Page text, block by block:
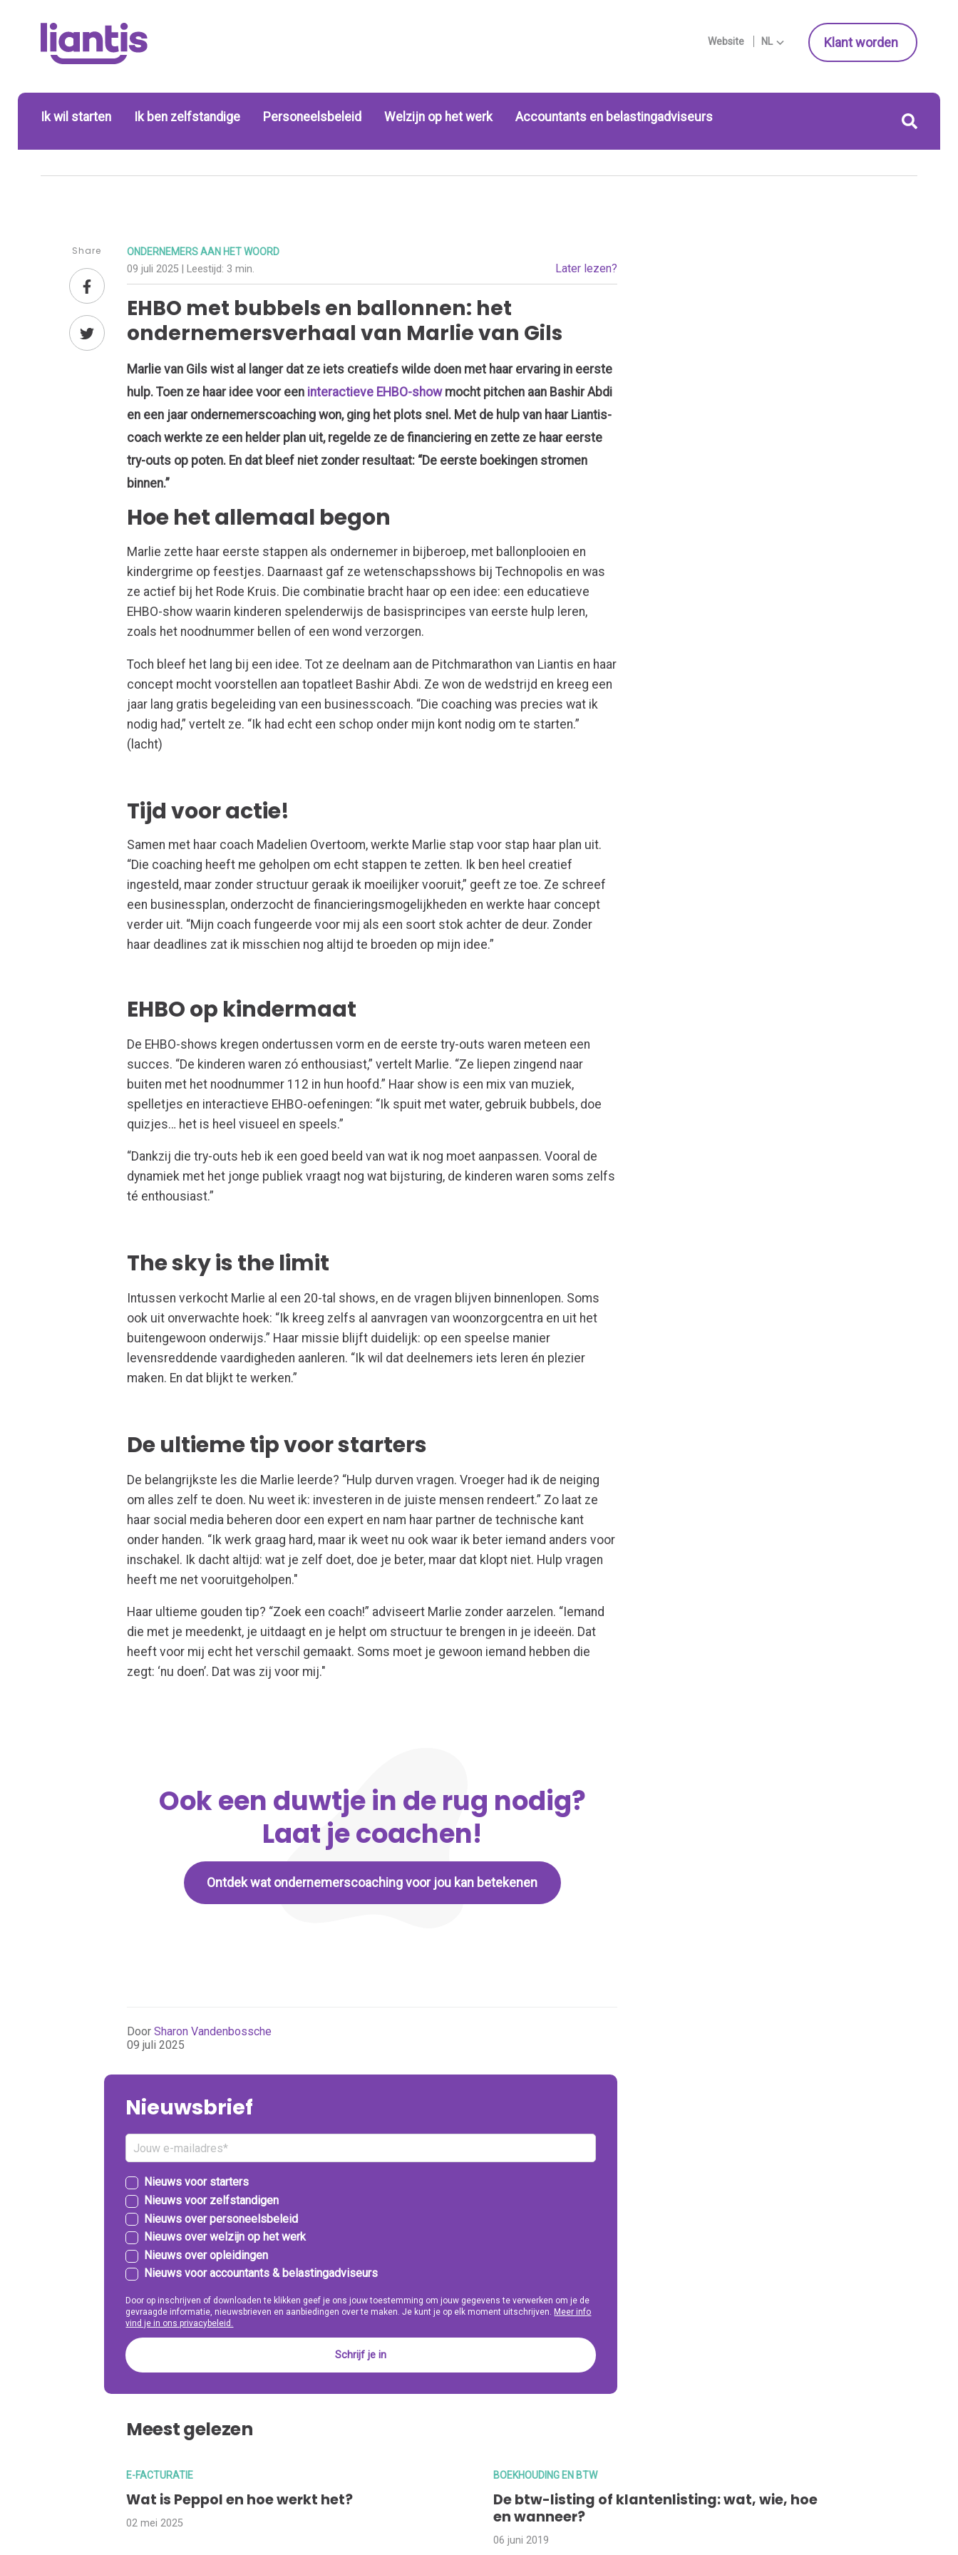
Website NL Klant worden
Ik wil starten Ik ben zelfstandige Personeelsbeleid Welzijn op het werk Accountants en belastingadviseurs
Share ONDERNEMERS AAN HET WOORD
09 juli 2025 | Leestijd: 3 min. Later lezen?
EHBO met bubbels en ballonnen: het
ondernemersverhaal van Marlie van Gils
Marlie van Gilswist al langer dat ze iets creatiefs wilde doen met haar ervaring in eerste
hulp.Toen ze haar idee voor een interactieve EHBO-showmocht pitchen aan Bashir Abdi
en een jaar ondernemerscoaching won, ging het plots snel . Met de hulp van haar Liantis-
coach werkte ze een helder plan uit, regelde ze de financiering en zette ze haar eerste
try-outs op poten. En dat bleef niet zonder resultaat: “De eerste boekingen stromen
binnen.”
Hoe het allemaal begon
Marlie zette haar eerste stappen als ondernemer in bijberoep, met ballonplooien en
kindergrime op feestjes. Daarnaast gaf ze wetenschapsshows bij Technopolis en was
ze actief bij het Rode Kruis. Die combinatie bracht haar op een idee: een educatieve
EHBO-show waarin kinderen spelenderwijs de basisprincipes van eerste hulp leren,
zoals het noodnummer bellen of een wond verzorgen.
Toch bleef het lang bij een idee. Tot ze deelnam aan de Pitchmarathon van Liantis en haar
concept mocht voorstellen aan topatleet Bashir Abdi. Ze won de wedstrijd en kreeg een
jaar lang gratis begeleiding van een businesscoach. “Die coaching was precies wat ik
nodig had,” vertelt ze. “Ik had echt een schop onder mijn kont nodig om te starten.”
(lacht)
Tijd voor actie!
Samen met haar coach Madelien Overtoom,werkte Marlie stap voor stap haar plan uit.
“Die coaching heeft me geholpen om echt stappen te zetten. Ik ben heel creatief
ingesteld, maar zonder structuur geraak ik moeilijker vooruit,” geeft ze toe. Ze schreef
een businessplan, onderzocht definancieringsmogelijkheden enwerkte haar concept
verder uit. “Mijn coachfungeerde voor mij als een soort stok achter de deur. Zonder
haar deadlines zat ik misschien nog altijd te broeden op mijn idee.”
EHBO op kindermaat
De EHBO-shows kregen ondertussen vorm en de eerste try-outs waren meteen een
succes. “De kinderen waren zó enthousiast,” vertelt Marlie. “Ze liepen zingend naar
buiten met het noodnummer 112 in hun hoofd.” Haar show is een mix van muziek,
spelletjes en interactieve EHBO-oefeningen: “Ik spuit met water, gebruik bubbels, doe
quizjes… het is heel visueel en speels.”
“Dankzij die try-outs heb ik een goed beeld van wat ik nog moet aanpassen. Vooral de
dynamiek met het jonge publiek vraagt nog wat bijsturing, de kinderen waren soms zelfs
té enthousiast.”
The sky is the limit
Intussen verkocht Marlie al een 20-tal shows, en de vragen blijven binnenlopen. Soms
ook uit onverwachte hoek: “Ik kreeg zelfs al aanvragen van woonzorgcentra en uit het
buitengewoon onderwijs.” Haar missie blijft duidelijk: op een speelse manier
levensreddende vaardigheden aanleren. “Ik wil dat deelnemers iets leren én plezier
maken. En dat blijkt te werken.”
De ultieme tip voor starters
De belangrijkste les die Marlie leerde? “Hulp durven vragen. Vroeger had ik de neiging
om alles zelf te doen. Nu weet ik: investeren in de juiste mensen rendeert.” Zo laat ze
haar social media beheren door een expert en nam haar partner de technische kant
onder handen. “Ik werk graag hard, maar ik weet nu ook waar ik beter iemand anders voor
inschakel. Ik dacht altijd: wat je zelf doet, doe je beter, maar dat klopt niet. Hulp vragen
heeft me net vooruitgeholpen."
Haar ultieme gouden tip? “Zoek een coach!” adviseert Marlie zonder aarzelen. “Iemand
die met je meedenkt, je uitdaagt en je helpt om structuur te brengen in je ideeën. Dat
heeft voor mij echt het verschil gemaakt. Soms moet je gewoon iemand hebben die
zegt: ‘nu doen’. Dat was zij voor mij."
Ook een duwtje in de rug nodig?
Laat je coachen!
Ontdek wat ondernemerscoaching voor jou kan betekenen
DoorSharon Vandenbossche
09 juli 2025
Nieuwsbrief
Nieuws voor starters
Nieuws voor zelfstandigen
Nieuws over personeelsbeleid
Nieuws over welzijn op het werk
Nieuws over opleidingen
Nieuws voor accountants & belastingadviseurs
Door op inschrijven of downloaden te klikken geef je ons jouw toestemming om jouw gegevens te verwerken om je de
gevraagde informatie, nieuwsbrieven en aanbiedingen over te maken. Je kunt je op elk moment uitschrijven. Meer info
vind je in ons privacybeleid.
Meest gelezen
E-FACTURATIE
Wat is Peppol en hoe werkt het?
02 mei 2025
BOEKHOUDING EN BTW
De btw-listing of klantenlisting: wat, wie, hoe
en wanneer?
06 juni 2019